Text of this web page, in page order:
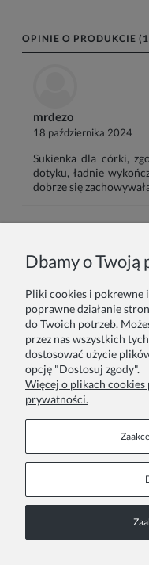
OPINIE O PRODUKCIE
mrdezo
18 października 2024
Sukienka dla córki,
dotyku, ładnie
dobrze się
Twoja opinia:
Dbamy o Twoją
Pliki cookies i
poprawne działanie
do Twoich potrzeb.
przez nas wszystkich
dostosować użycie
opcję "Dostosuj zgody".
Więcej o plikach cookies
prywatności.